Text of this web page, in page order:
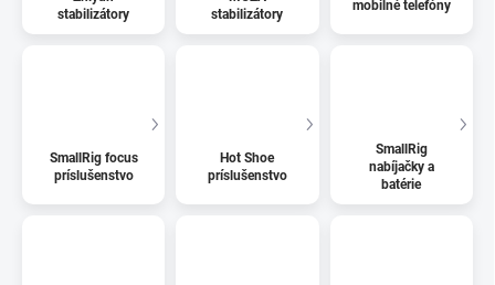
stabilizátory
stabilizátory
mobilné telefóny
SmallRig focus
príslušenstvo
Hot Shoe
príslušenstvo
SmallRig
nabíjačky a
batérie